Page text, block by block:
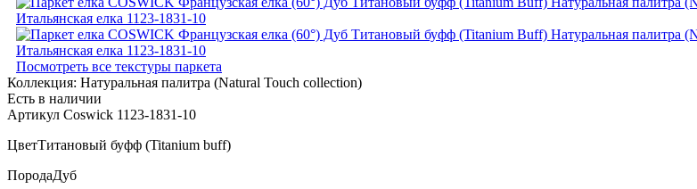
Посмотреть все текстуры паркета
Коллекция: Натуральная палитра (Natural Touch collection)
Есть в наличии
Артикул Coswick 1123-1831-10
ЦветТитановый буфф (Titanium buff)
ПородаДуб